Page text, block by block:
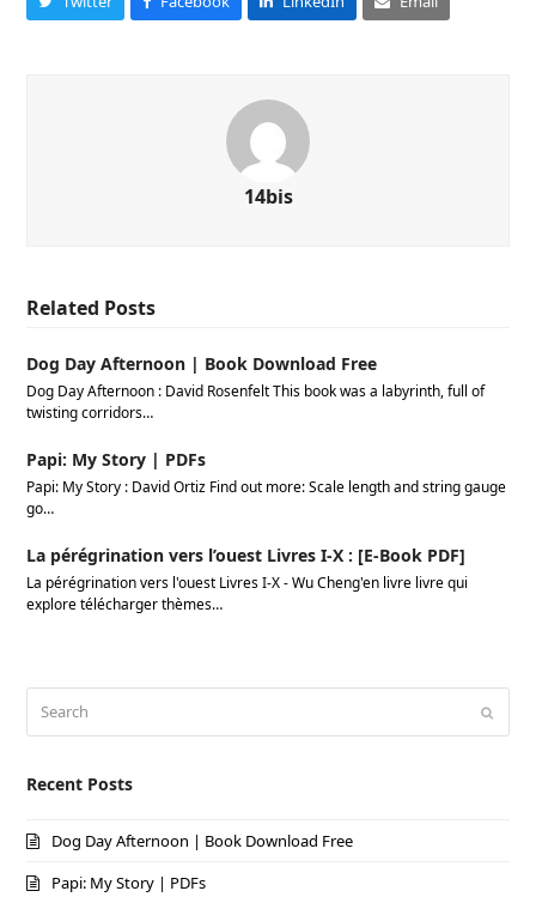
14bis
Related Posts
Dog Day Afternoon | Book Download Free
Dog Day Afternoon : David Rosenfelt This book was a labyrinth, full of
twisting corridors…
Papi: My Story | PDFs
Papi: My Story : David Ortiz Find out more: Scale length and string gauge
go…
La pérégrination vers l’ouest Livres I-X : [E-Book PDF]
La pérégrination vers l'ouest Livres I-X - Wu Cheng'en livre livre qui
explore télécharger thèmes…
Recent Posts
Dog Day Afternoon | Book Download Free
Papi: My Story | PDFs